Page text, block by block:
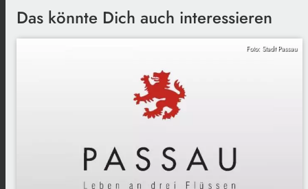
Das könnte Dich auch interessieren
Foto: Stadt Passau